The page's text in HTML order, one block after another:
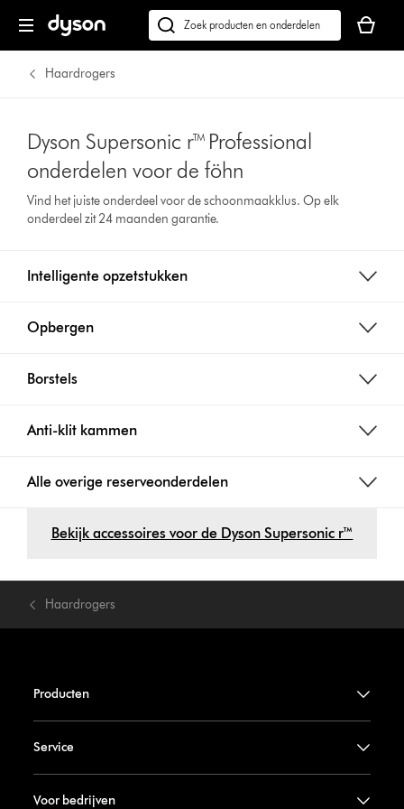
Zoek
op
is
Haardrogers
Dyson Supersonic r™ Professional
onderdelen voor de föhn
Vind het juiste onderdeel voor de schoonmaakklus. Op elk
onderdeel zit 24 maanden garantie.
Intelligente opzetstukken
Opbergen
Borstels
Anti-klit kammen
Alle overige reserveonderdelen
Bekijk accessoires voor de Dyson Supersonic r™
Haardrogers
Producten
Service
Voor bedrijven